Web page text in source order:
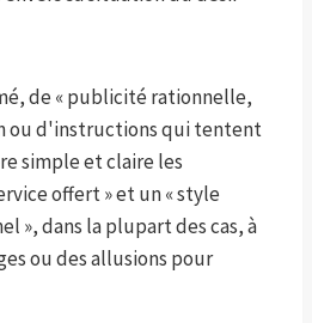
de « publicité rationnelle,
ou d'instructions qui tentent
simple et claire les
offert » et un « style
», dans la plupart des cas, à
ou des allusions pour